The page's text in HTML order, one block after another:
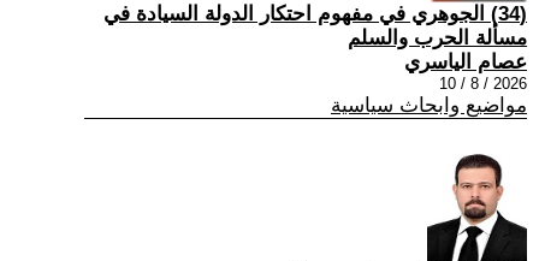
(34) الجوهري في مفهوم احتكار الدولة السيادة في
مسألة الحرب والسلم
عصام الياسري
2026 / 8 / 10
مواضيع وابحاث سياسية